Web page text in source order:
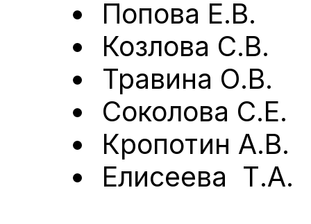
Попова Е.В.
Козлова С.В.
Травина О.В.
Соколова С.Е.
Кропотин А.В.
Елисеева Т.А.